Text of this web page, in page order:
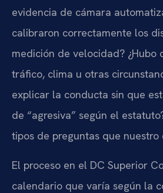
evidencia de cámara
calibraron correctamente los
medición de velocidad? ¿Hubo
tráfico, clima u otras
explicar la conducta sin que
de “agresiva” según el
tipos de preguntas que nuestro
El proceso en el DC Superior
calendario que varía según la